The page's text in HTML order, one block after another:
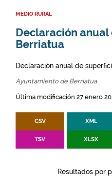
MEDIO RURAL
Declaración
Berriatua
Declaración anual de
Ayuntamiento de Berriatua
Última modificación 27 enero
CSV XML
TSV XLSX
Resultados por